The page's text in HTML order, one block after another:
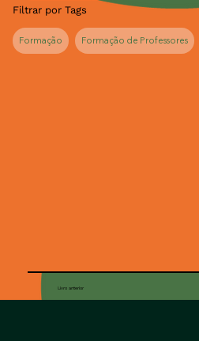
Filtrar por Tags
Formação Formação de Professores
Livro anterior